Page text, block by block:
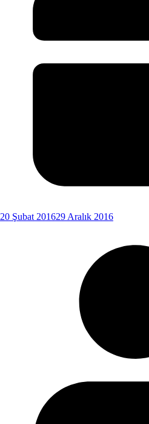
20 Şubat 201629 Aralık 2016